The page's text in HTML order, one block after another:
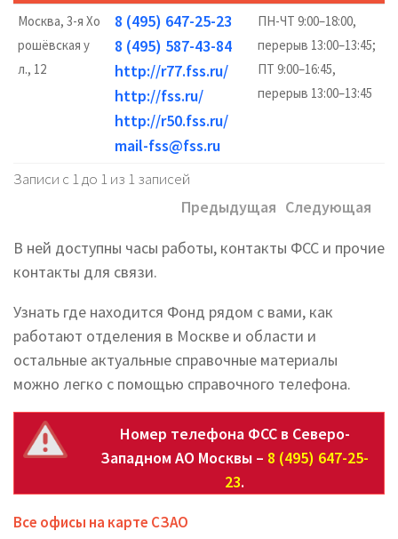
Москва, 3-я Хо
рошёвская у
л., 12
8 (495) 647-25-23
8 (495) 587-43-84
http://r77.fss.ru/
http://fss.ru/
http://r50.fss.ru/
mail-fss@fss.ru
ПН-ЧТ 9:00–18:00,
перерыв 13:00–13:45;
ПТ 9:00–16:45,
перерыв 13:00–13:45
Записи с 1 до 1 из 1 записей
Предыдущая Следующая
В ней доступны часы работы, контакты ФСС и прочие
контакты для связи.
Узнать где находится Фонд рядом с вами, как
работают отделения в Москве и области и
остальные актуальные справочные материалы
можно легко с помощью справочного телефона.
Номер телефона ФСС в Северо-
Западном АО Москвы – 8 (495) 647-25-
23.
Все офисы на карте СЗАО